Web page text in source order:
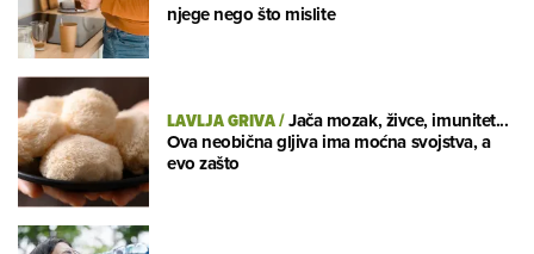
njege nego što mislite
LAVLJA GRIVA/Jača mozak, živce, imunitet...
Ova neobična gljiva ima moćna svojstva, a
evo zašto